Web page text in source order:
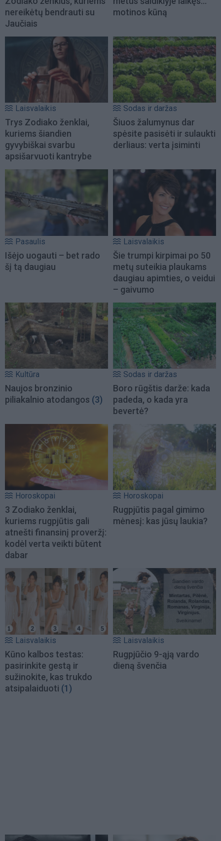
nereikėtų bendrauti su
Jaučiais
motinos kūną
Laisvalaikis
Trys Zodiako ženklai,
kuriems šiandien
gyvybiškai svarbu
apsišarvuoti kantrybe
Sodas ir daržas
Šiuos žalumynus dar
spėsite pasisėti ir sulaukti
derliaus: verta įsiminti
Pasaulis
Išėjo uogauti – bet rado
šį tą daugiau
Laisvalaikis
Šie trumpi kirpimai po 50
metų suteikia plaukams
daugiau apimties, o veidui
– gaivumo
Kultūra
Naujos bronzinio
piliakalnio atodangos (3)
Sodas ir daržas
Boro rūgštis darže: kada
padeda, o kada yra
bevertė?
Horoskopai
3 Zodiako ženklai,
kuriems rugpjūtis gali
atnešti finansinį proveržį:
kodėl verta veikti būtent
dabar
Horoskopai
Rugpjūtis pagal gimimo
mėnesį: kas jūsų laukia?
Laisvalaikis
Kūno kalbos testas:
pasirinkite gestą ir
sužinokite, kas trukdo
atsipalaiduoti (1)
Laisvalaikis
Rugpjūčio 9-ąją vardo
dieną švenčia